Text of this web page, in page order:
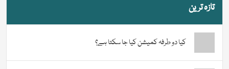
تازہ ترین
کیا دو طرفہ کمیشن کیا جا سکتا ہے؟